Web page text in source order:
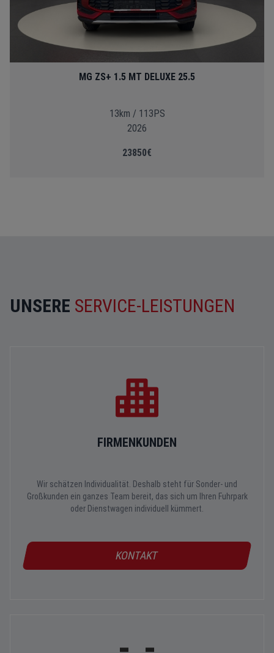
MG ZS+ 1.5 MT DELUXE 25.5
13km / 113PS
2026
23850€
UNSERE SERVICE-LEISTUNGEN
FIRMENKUNDEN
Wir schätzen Individualität. Deshalb steht für Sonder- und
Großkunden ein ganzes Team bereit, das sich um Ihren Fuhrpark
oder Dienstwagen individuell kümmert.
KONTAKT